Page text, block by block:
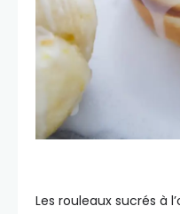
Les rouleaux sucrés à